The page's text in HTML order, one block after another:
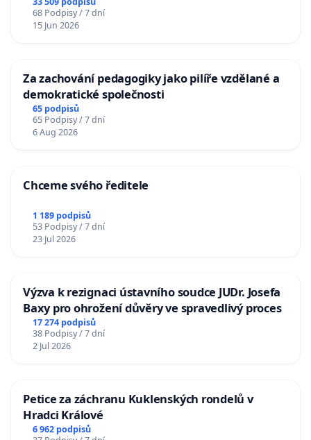
68 Podpisy / 7 dní
15 Jun 2026
Za zachování pedagogiky jako pilíře vzdělané a
demokratické společnosti
65 podpisů
65 Podpisy / 7 dní
6 Aug 2026
Chceme svého ředitele
1 189 podpisů
53 Podpisy / 7 dní
23 Jul 2026
Výzva k rezignaci ústavního soudce JUDr. Josefa
Baxy pro ohrožení důvěry ve spravedlivý proces
17 274 podpisů
38 Podpisy / 7 dní
2 Jul 2026
Petice za záchranu Kuklenských rondelů v
Hradci Králové
6 962 podpisů